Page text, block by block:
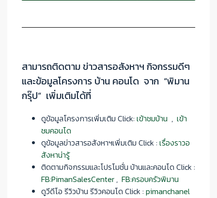
สามารถติดตาม ข่าวสารอสังหาฯ กิจกรรมดีๆ
และข้อมูลโครงการ บ้าน คอนโด จาก “พิมาน
กรุ๊ป” เพิ่มเติมได้ที่‌‌
ดูข้อมูลโครงการเพิ่มเติม Click: เข้าชมบ้าน , เข้า
ชมคอนโด
ดูข้อมูลข่าวสารอสังหาฯเพิ่มเติม Click : เรื่องราวอ
สังหาน่ารู้
‌‌ติดตามกิจกรรมและโปรโมชั่น บ้านและคอนโด Click :
FB:PimanSalesCenter , FB:ครอบครัวพิมาน
‌‌ดูวีดีโอ รีวิวบ้าน รีวิวคอนโด Click : pimanchanel